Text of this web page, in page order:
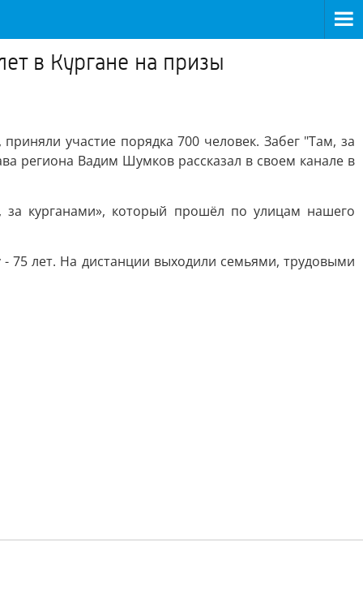
в Кургане на призы
участие порядка 700 человек. Забег "Там, за
региона Вадим Шумков рассказал в своем канале в
за курганами», который прошёл по улицам нашего
75 лет. На дистанции выходили семьями, трудовыми